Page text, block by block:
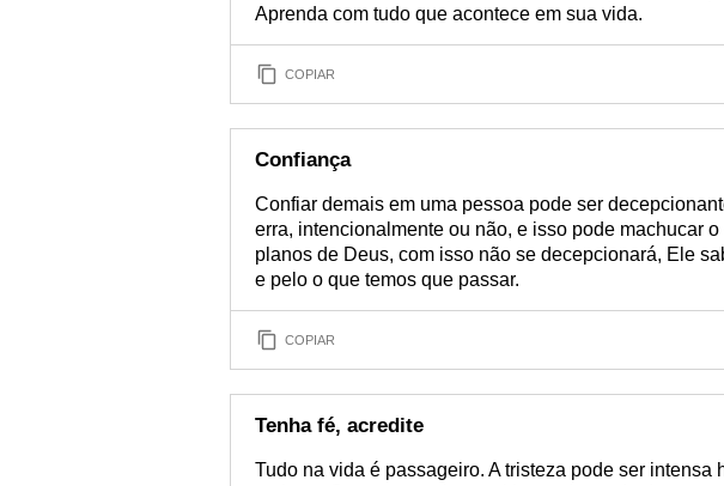
Aprenda com tudo que acontece em sua vida.
COPIAR
Confiança
Confiar demais em uma pessoa pode ser
erra, intencionalmente ou não, e isso pode machucar
planos de Deus, com isso não se decepcionará, Ele
e pelo o que temos que passar.
COPIAR
Tenha fé, acredite
Tudo na vida é passageiro. A tristeza pode ser intensa